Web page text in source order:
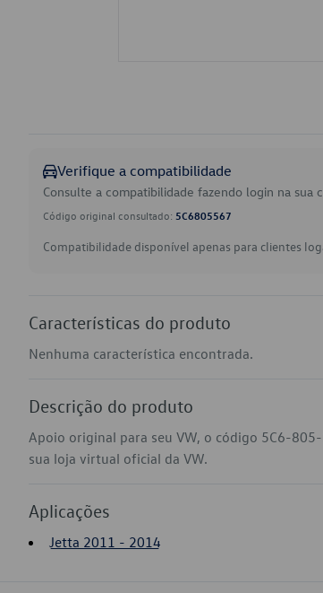
Verifique a compatibilidade
Consulte a compatibilidade fazendo login na sua
Código original consultado: 5C6805567
Compatibilidade disponível apenas para clientes
Características do produto
Nenhuma característica encontrada.
Descrição do produto
Apoio original para seu VW, o código 5C6-
sua loja virtual oficial da VW.
Aplicações
Jetta 2011 - 2014